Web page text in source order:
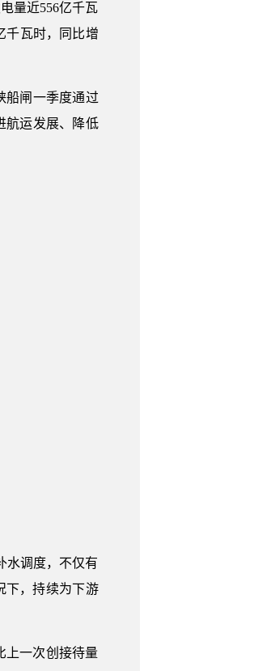
量近556亿千瓦
千瓦时，同比增
船闸一季度通过
航运发展、降低
水调度，不仅有
下，持续为下游
上一次创接待量